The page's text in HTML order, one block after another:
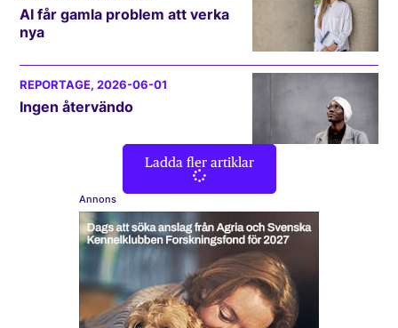
AI får gamla problem att verka
nya
REPORTAGE, 2026-06-01
Ingen återvändo
Ladda fler artiklar
Annons